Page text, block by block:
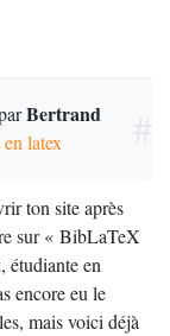
Bertrand
latex
ton site après
sur « BibLaTeX
étudiante en
encore eu le
mais voici déjà